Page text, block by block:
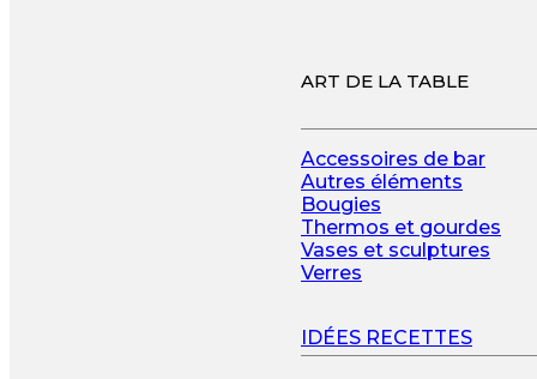
ART DE LA TABLE
Accessoires de bar
Autres éléments
Bougies
Thermos et gourdes
Vases et sculptures
Verres
IDÉES RECETTES